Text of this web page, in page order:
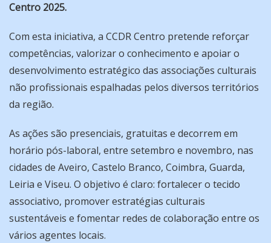
Centro 2025.
Com esta iniciativa, a CCDR Centro pretende reforçar
competências, valorizar o conhecimento e apoiar o
desenvolvimento estratégico das associações culturais
não profissionais espalhadas pelos diversos territórios
da região.
As ações são presenciais, gratuitas e decorrem em
horário pós-laboral, entre setembro e novembro, nas
cidades de Aveiro, Castelo Branco, Coimbra, Guarda,
Leiria e Viseu. O objetivo é claro: fortalecer o tecido
associativo, promover estratégias culturais
sustentáveis e fomentar redes de colaboração entre os
vários agentes locais.